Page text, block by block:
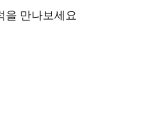
을 만나보세요